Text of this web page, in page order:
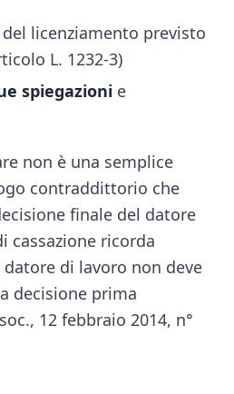
del licenziamento previsto
L. 1232-3)
spiegazioni e
non è una semplice
contraddittorio che
finale del datore
cassazione ricorda
di lavoro non deve
decisione prima
12 febbraio 2014, n°